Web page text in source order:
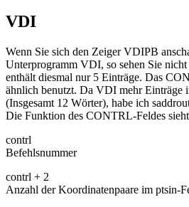
VDI
Wenn Sie sich den Zeiger VDIPB
Unterprogramm VDI, so sehen Sie
enthält diesmal nur 5 Einträge. Das
ähnlich benutzt. Da VDI mehr
(Insgesamt 12 Wörter), habe ich
Die Funktion des CONTRL-Feldes
contrl
Befehlsnummer
contrl + 2
Anzahl der Koordinatenpaare im ptsin-